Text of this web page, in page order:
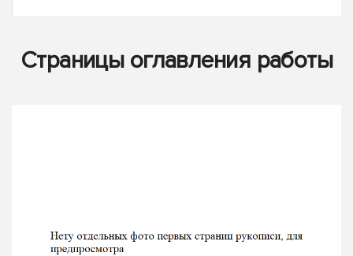
Страницы оглавления работы